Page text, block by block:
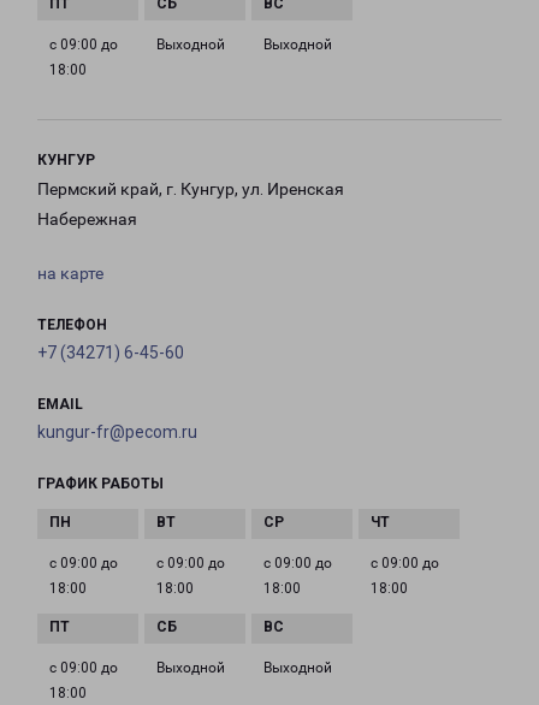
с 09:00 до
18:00
Выходной Выходной
КУНГУР
Пермский край, г. Кунгур, ул. Иренская
Набережная
на карте
ТЕЛЕФОН
+7 (34271) 6-45-60
EMAIL
kungur-fr@pecom.ru
ГРАФИК РАБОТЫ
с 09:00 до
18:00
с 09:00 до
18:00
с 09:00 до
18:00
с 09:00 до
18:00
с 09:00 до
18:00
Выходной Выходной